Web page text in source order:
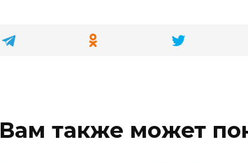
Вам также может